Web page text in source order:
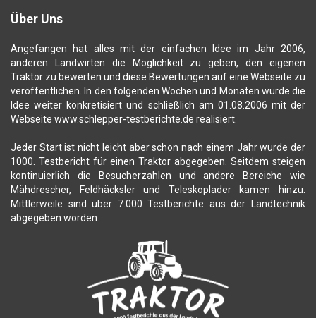
Über Uns
Angefangen hat alles mit der einfachen Idee im Jahr 2006,
anderen Landwirten die Möglichkeit zu geben, den eigenen
Traktor zu bewerten und diese Bewertungen auf eine Webseite zu
veröffentlichen. In den folgenden Wochen und Monaten wurde die
Idee weiter konkretisiert und schließlich am 01.08.2006 mit der
Webseite www.schlepper-testberichte.de realisiert.
Jeder Start ist nicht leicht aber schon nach einem Jahr wurde der
1000. Testbericht für einen Traktor abgegeben. Seitdem steigen
kontinuierlich die Besucherzahlen und andere Bereiche wie
Mähdrescher, Feldhäcksler und Teleskoplader kamen hinzu.
Mittlerweile sind über 7.000 Testberichte aus der Landtechnik
abgegeben worden.